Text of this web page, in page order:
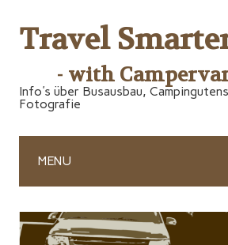
Travel
- with
Info's über Busausbau,
Fotografie
MENU